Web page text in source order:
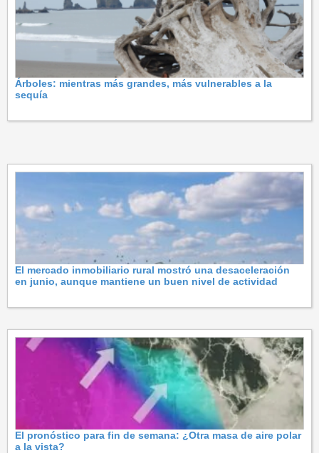
Árboles: mientras más grandes, más vulnerables a la
sequía
El mercado inmobiliario rural mostró una desaceleración
en junio, aunque mantiene un buen nivel de actividad
El pronóstico para fin de semana: ¿Otra masa de aire polar
a la vista?